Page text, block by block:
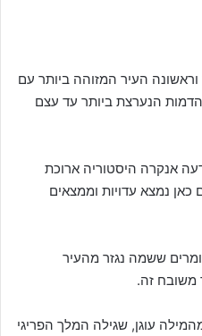
העיר המזוהה ביותר עם
הנערצת ביותר עד עצם
אנקרה היסטוריה ארוכת
כאן נמצא עדויות וממצאים
ששמה נגזר מהעיר
משובח זה.
עוגן, שגילה המלך הפריגי